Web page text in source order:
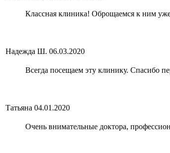
Классная клиника! Оброщаемся к ним
Надежда Ш. 06.03.2020
Всегда посещаем эту клинику. Спасибо
Татьяна 04.01.2020
Очень внимательные доктора,